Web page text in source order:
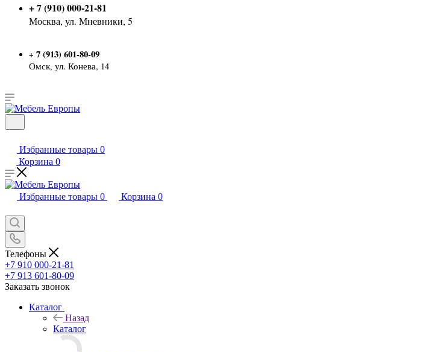
+ 7 (910) 000-21-81
Москва, ул. Мневники, 5
+ 7 (913) 601-80-09
Омск, ул. Конева, 14
Избранные товары 0
Корзина 0
Избранные товары 0 Корзина 0
Телефоны
+7 910 000-21-81
+7 913 601-80-09
Заказать звонок
Каталог
Назад
Каталог